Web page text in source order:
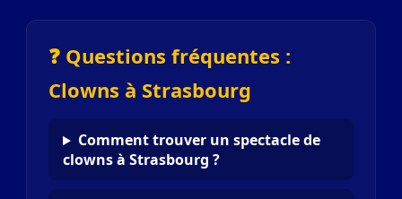
❓ Questions fréquentes :
Clowns à Strasbourg
Comment trouver un spectacle de
clowns à Strasbourg ?